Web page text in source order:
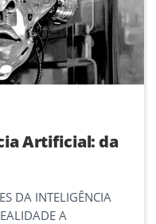
Artificial: da
DA INTELIGÊNCIA
A